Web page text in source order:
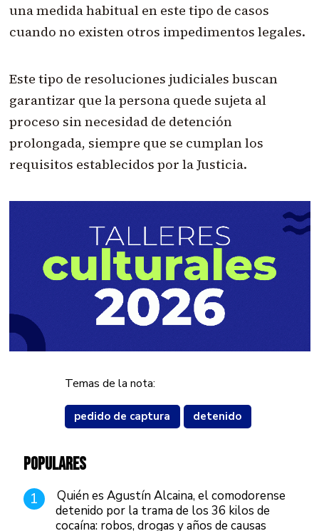
una medida habitual en este tipo de casos
cuando no existen otros impedimentos legales.
Este tipo de resoluciones judiciales buscan
garantizar que la persona quede sujeta al
proceso sin necesidad de detención
prolongada, siempre que se cumplan los
requisitos establecidos por la Justicia.
Temas de la nota:
pedido de captura detenido
POPULARES
1
Quién es Agustín Alcaina, el comodorense
detenido por la trama de los 36 kilos de
cocaína: robos, drogas y años de causas